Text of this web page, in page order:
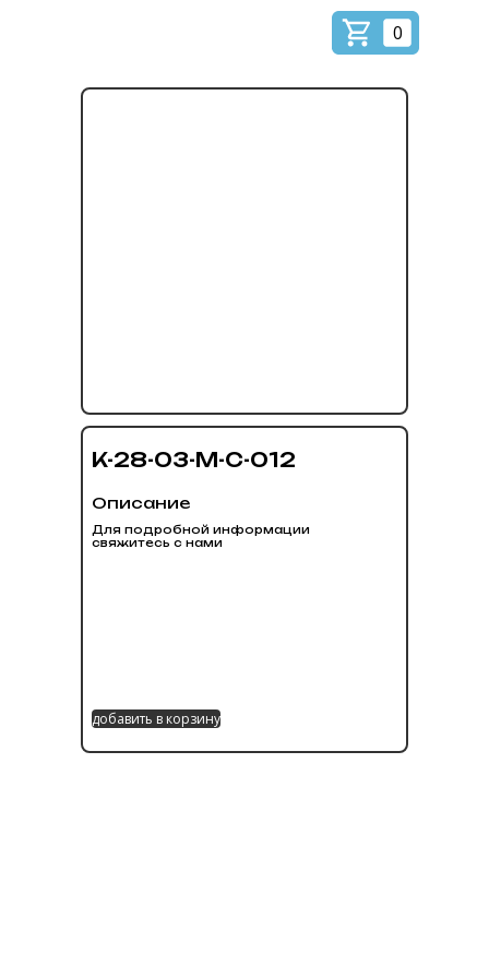
0
K-28-03-M-C-012
Описание
Для подробной информации
свяжитесь с нами
добавить в корзину